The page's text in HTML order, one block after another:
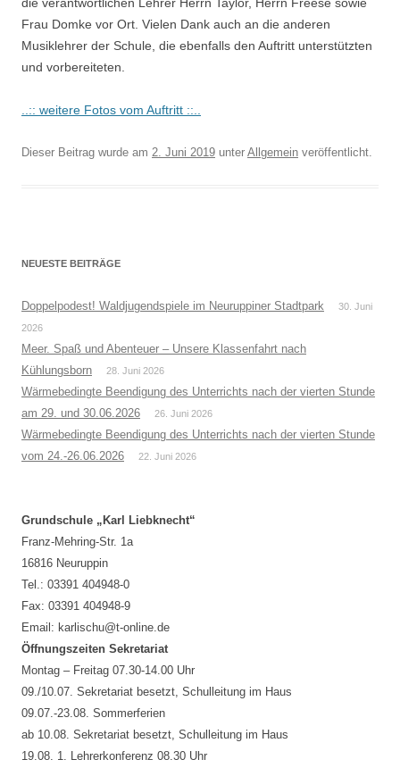
Frau Domke vor Ort. Vielen Dank auch an die anderen
Musiklehrer der Schule, die ebenfalls den Auftritt unterstützten
und vorbereiteten.
..:: weitere Fotos vom Auftritt ::..
Dieser Beitrag wurde am 2. Juni 2019 unter Allgemein veröffentlicht.
NEUESTE BEITRÄGE
Doppelpodest! Waldjugendspiele im Neuruppiner Stadtpark
30. Juni
2026
Meer. Spaß und Abenteuer – Unsere Klassenfahrt nach
Kühlungsborn
28. Juni 2026
Wärmebedingte Beendigung des Unterrichts nach der vierten Stunde
am 29. und 30.06.2026
26. Juni 2026
Wärmebedingte Beendigung des Unterrichts nach der vierten Stunde
vom 24.-26.06.2026
22. Juni 2026
Grundschule „Karl Liebknecht“
Franz-Mehring-Str. 1a
16816 Neuruppin
Tel.: 03391 404948-0
Fax: 03391 404948-9
Email: karlischu@t-online.de
Öffnungszeiten Sekretariat
Montag – Freitag 07.30-14.00 Uhr
09./10.07. Sekretariat besetzt, Schulleitung im Haus
09.07.-23.08. Sommerferien
ab 10.08. Sekretariat besetzt, Schulleitung im Haus
19.08. 1. Lehrerkonferenz 08.30 Uhr